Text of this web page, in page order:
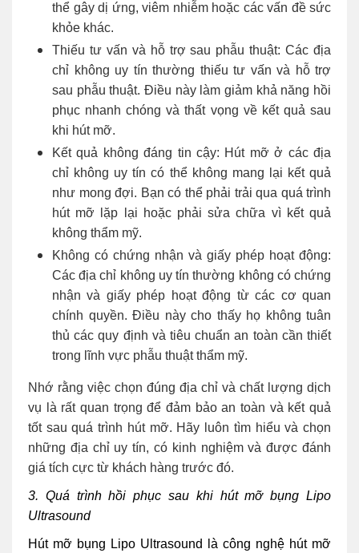
thể gây dị ứng, viêm nhiễm hoặc các vấn đề sức
khỏe khác.
Thiếu tư vấn và hỗ trợ sau phẫu thuật: Các địa
chỉ không uy tín thường thiếu tư vấn và hỗ trợ
sau phẫu thuật. Điều này làm giảm khả năng hồi
phục nhanh chóng và thất vọng về kết quả sau
khi hút mỡ.
Kết quả không đáng tin cậy: Hút mỡ ở các địa
chỉ không uy tín có thể không mang lại kết quả
như mong đợi. Bạn có thể phải trải qua quá trình
hút mỡ lặp lại hoặc phải sửa chữa vì kết quả
không thẩm mỹ.
Không có chứng nhận và giấy phép hoạt động:
Các địa chỉ không uy tín thường không có chứng
nhận và giấy phép hoạt động từ các cơ quan
chính quyền. Điều này cho thấy họ không tuân
thủ các quy định và tiêu chuẩn an toàn cần thiết
trong lĩnh vực phẫu thuật thẩm mỹ.
Nhớ rằng việc chọn đúng địa chỉ và chất lượng dịch
vụ là rất quan trọng để đảm bảo an toàn và kết quả
tốt sau quá trình hút mỡ. Hãy luôn tìm hiểu và chọn
những địa chỉ uy tín, có kinh nghiệm và được đánh
giá tích cực từ khách hàng trước đó.
3. Quá trình hồi phục sau khi hút mỡ bụng Lipo
Ultrasound
Hút mỡ bụng Lipo Ultrasound là công nghệ hút mỡ